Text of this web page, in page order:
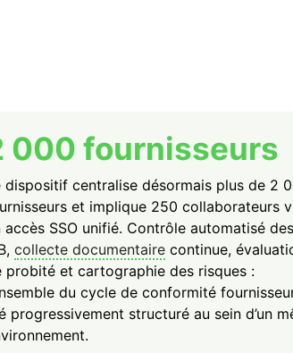
000 fournisseurs
dispositif centralise désormais plus de 2
et implique 250 collaborateurs
accès SSO unifié. Contrôle automatisé des
collecte documentaire continue,
probité et cartographie des risques :
du cycle de conformité
progressivement structuré au sein d’un